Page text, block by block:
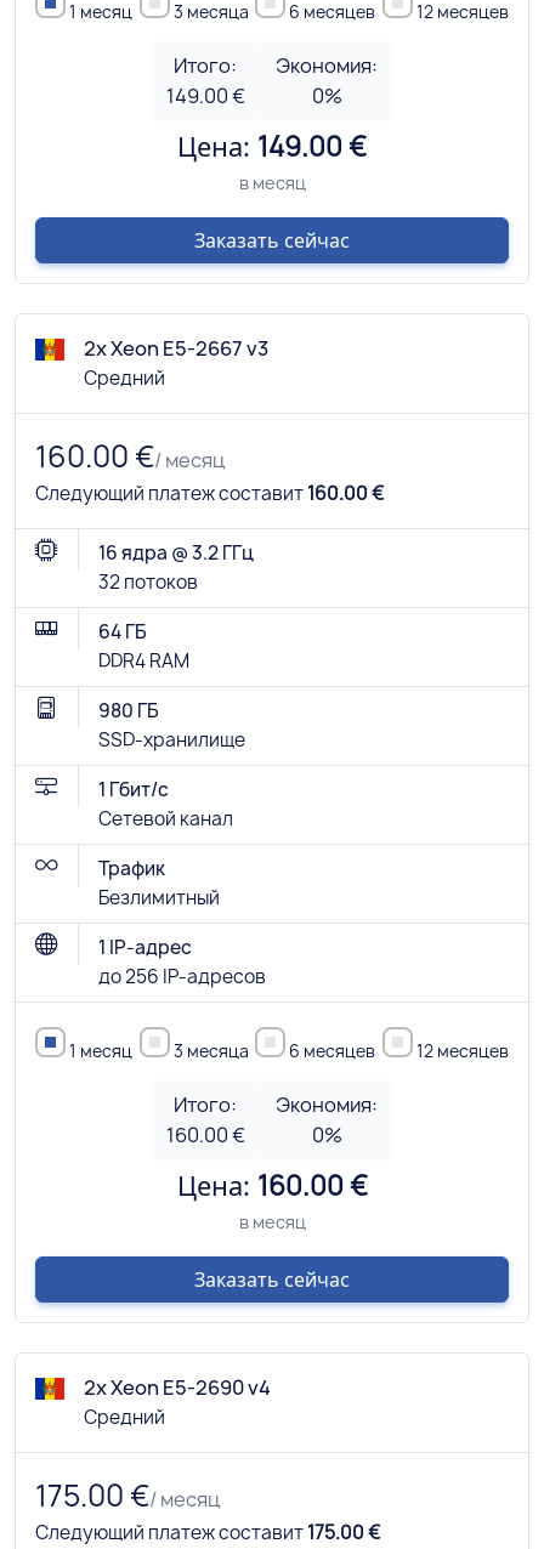
1 месяц 3 месяца 6 месяцев 12 месяцев
Итого:
149.00 €
Экономия:
0%
Цена: 149.00 €
в месяц
Заказать сейчас
2x Xeon E5-2667 v3
Средний
160.00 €/ месяц
Следующий платеж составит160.00 €
16 ядра @ 3.2 ГГц
32 потоков
64 ГБ
DDR4 RAM
980 ГБ
SSD-хранилище
1 Гбит/с
Сетевой канал
Трафик
Безлимитный
1 IP-адрес
до 256 IP-адресов
1 месяц 3 месяца 6 месяцев 12 месяцев
Итого:
160.00 €
Экономия:
0%
Цена: 160.00 €
в месяц
Заказать сейчас
2x Xeon E5-2690 v4
Средний
175.00 €/ месяц
Следующий платеж составит175.00 €